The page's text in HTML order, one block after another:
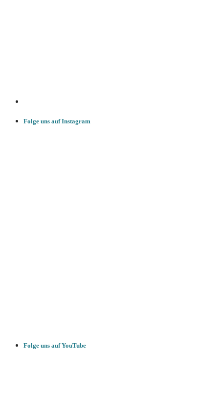
Folge uns auf Instagram
Folge uns auf YouTube